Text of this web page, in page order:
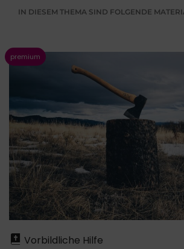
IN DIESEM THEMA SIND FOLGENDE
Vorbildliche Hilfe